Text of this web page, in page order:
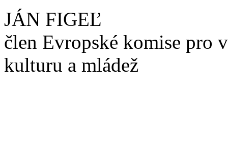
JÁN FIGEĽ
člen Evropské komise pro
kulturu a mládež